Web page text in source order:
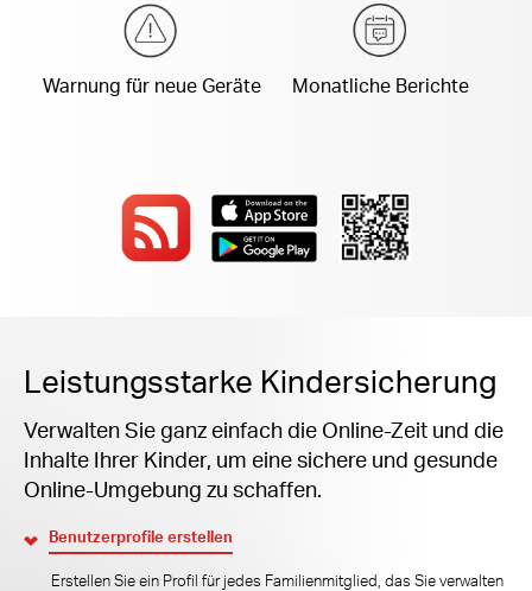
Warnung für neue Geräte Monatliche Berichte
Leistungsstarke Kindersicherung
Verwalten Sie ganz einfach die Online-Zeit und die
Inhalte Ihrer Kinder, um eine sichere und gesunde
Online-Umgebung zu schaffen.
Benutzerprofile erstellen
Erstellen Sie ein Profil für jedes Familienmitglied, das Sie verwalten